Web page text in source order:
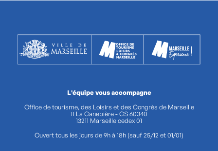
L'équipe vous accompagne
Office de tourisme, des Loisirs et des Congrès de Marseille
11 La Canebière - CS 60340
13211 Marseille cedex 01
Ouvert tous les jours de 9h à 18h (sauf 25/12 et 01/01)